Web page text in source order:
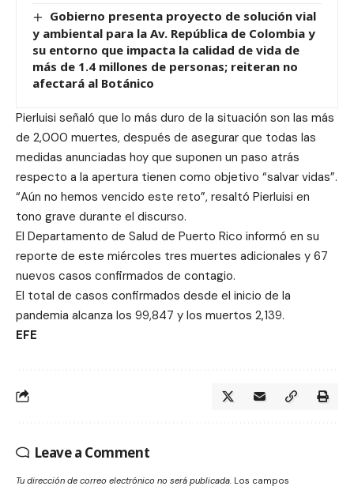
Gobierno presenta proyecto de solución vial
y ambiental para la Av. República de Colombia y
su entorno que impacta la calidad de vida de
más de 1.4 millones de personas; reiteran no
afectará al Botánico
Pierluisi señaló que lo más duro de la situación son las más
de 2,000 muertes, después de asegurar que todas las
medidas anunciadas hoy que suponen un paso atrás
respecto a la apertura tienen como objetivo “salvar vidas”.
“Aún no hemos vencido este reto”, resaltó Pierluisi en
tono grave durante el discurso.
El Departamento de Salud de Puerto Rico informó en su
reporte de este miércoles tres muertes adicionales y 67
nuevos casos confirmados de contagio.
El total de casos confirmados desde el inicio de la
pandemia alcanza los 99,847 y los muertos 2,139.
EFE
Leave a Comment
Tu dirección de correo electrónico no será publicada. Los campos